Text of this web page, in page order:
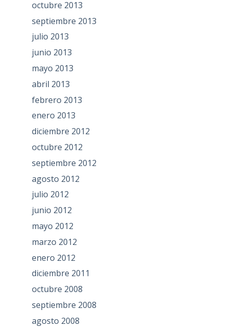
octubre 2013
septiembre 2013
julio 2013
junio 2013
mayo 2013
abril 2013
febrero 2013
enero 2013
diciembre 2012
octubre 2012
septiembre 2012
agosto 2012
julio 2012
junio 2012
mayo 2012
marzo 2012
enero 2012
diciembre 2011
octubre 2008
septiembre 2008
agosto 2008